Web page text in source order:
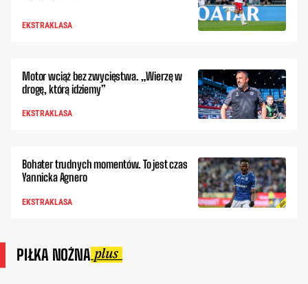
EKSTRAKLASA
Motor wciąż bez zwycięstwa. „Wierzę w
drogę, którą idziemy”
EKSTRAKLASA
Bohater trudnych momentów. To jest czas
Yannicka Agnero
EKSTRAKLASA
PIŁKA NOŻNA